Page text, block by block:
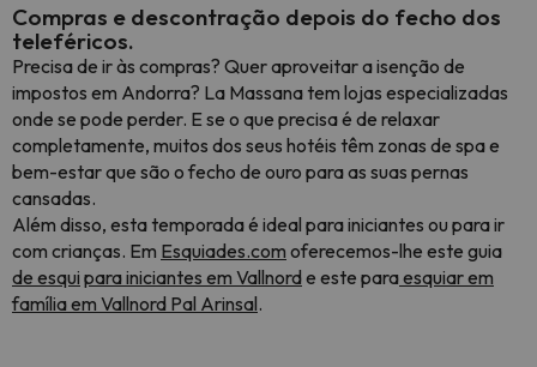
Compras e descontração depois do fecho dos
teleféricos.
Precisa de ir às compras? Quer aproveitar a isenção de
impostos em Andorra? La Massana tem lojas especializadas
onde se pode perder. E se o que precisa é de relaxar
completamente, muitos dos seus hotéis têm zonas de spa e
bem-estar que são o fecho de ouro para as suas pernas
cansadas.
Além disso, esta temporada é ideal para iniciantes ou para ir
com crianças. Em Esquiades.com oferecemos-lhe este guia
de esqui para iniciantes em Vallnorde este paraesquiar em
família em Vallnord Pal Arinsal.